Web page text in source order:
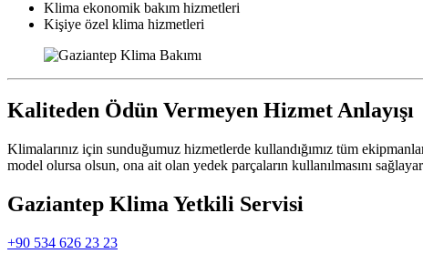
Klima ekonomik bakım hizmetleri
Kişiye özel klima hizmetleri
Kaliteden Ödün Vermeyen Hizmet Anlayışı
Klimalarınız için sunduğumuz hizmetlerde kullandığımız tüm
model olursa olsun, ona ait olan yedek parçaların kullanılmasını
Gaziantep Klima Yetkili Servisi
+90 534 626 23 23